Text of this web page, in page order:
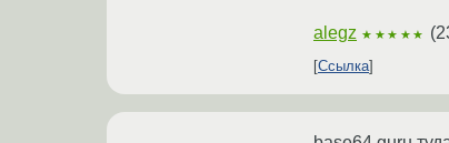
alegz ★★★★★ (
Ссылка